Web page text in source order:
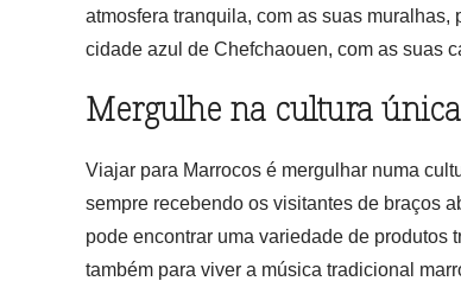
atmosfera tranquila, com as suas
cidade azul de Chefchaouen, com as suas
Mergulhe na cultura
Viajar para Marrocos é mergulhar numa
sempre recebendo os visitantes de braços
pode encontrar uma variedade de produtos
também para viver a música tradicional